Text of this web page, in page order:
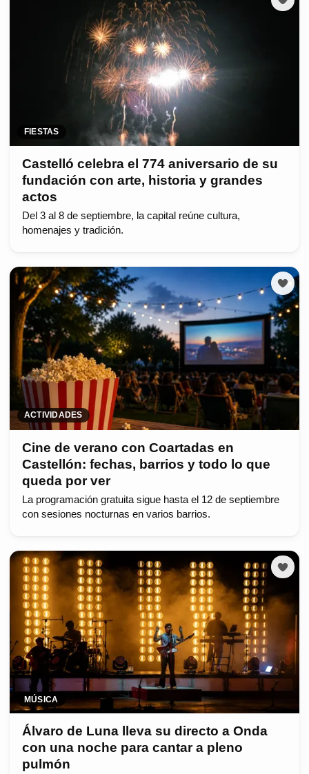
FIESTAS
Castelló celebra el 774 aniversario de su
fundación con arte, historia y grandes
actos
Del 3 al 8 de septiembre, la capital reúne cultura,
homenajes y tradición.
ACTIVIDADES
Cine de verano con Coartadas en
Castellón: fechas, barrios y todo lo que
queda por ver
La programación gratuita sigue hasta el 12 de septiembre
con sesiones nocturnas en varios barrios.
MÚSICA
Álvaro de Luna lleva su directo a Onda
con una noche para cantar a pleno
pulmón